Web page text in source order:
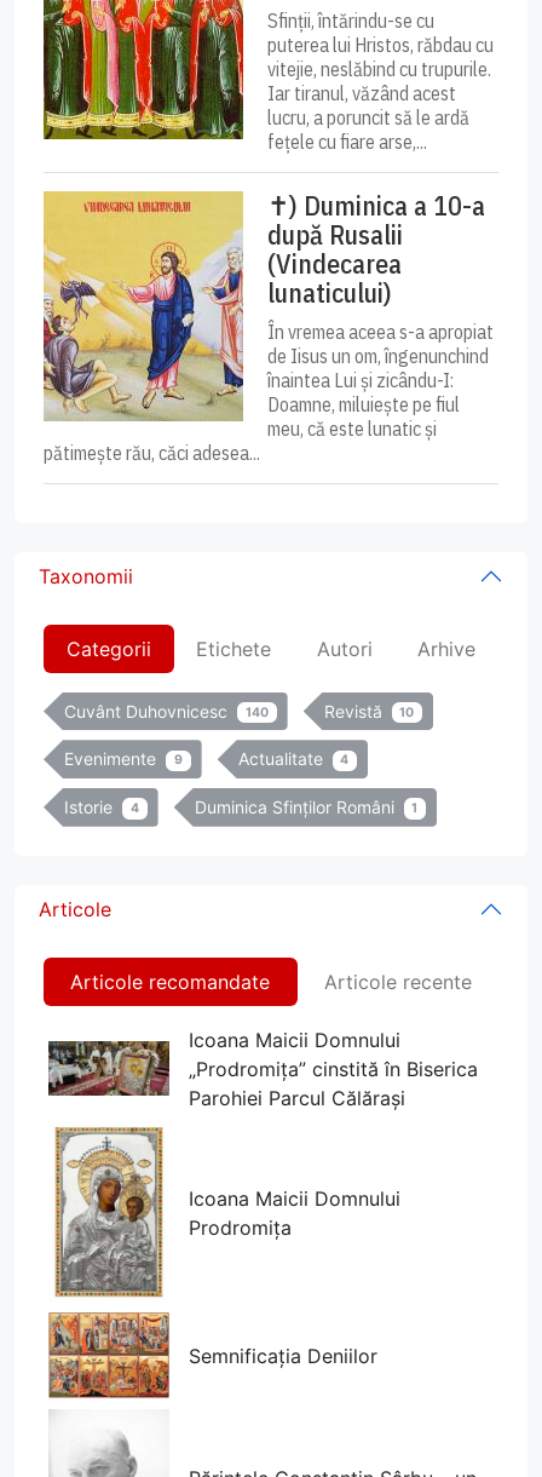
Sfinții, întărindu-se cu
puterea lui Hristos, răbdau cu
vitejie, neslăbind cu trupurile.
Iar tiranul, văzând acest
lucru, a poruncit să le ardă
fețele cu fiare arse,...
✝) Duminica a 10-a
după Rusalii
(Vindecarea
lunaticului)
În vremea aceea s-a apropiat
de Iisus un om, îngenunchind
înaintea Lui și zicându-I:
Doamne, miluiește pe fiul
meu, că este lunatic și
pătimește rău, căci adesea...
Taxonomii
Categorii Etichete Autori Arhive
Cuvânt Duhovnicesc 140 Revistă 10
Evenimente 9 Actualitate 4
Istorie 4 Duminica Sfinților Români 1
Articole
Articole recomandate Articole recente
Icoana Maicii Domnului
„Prodromița” cinstită în Biserica
Parohiei Parcul Călărași
Icoana Maicii Domnului
Prodromița
Semnificația Deniilor